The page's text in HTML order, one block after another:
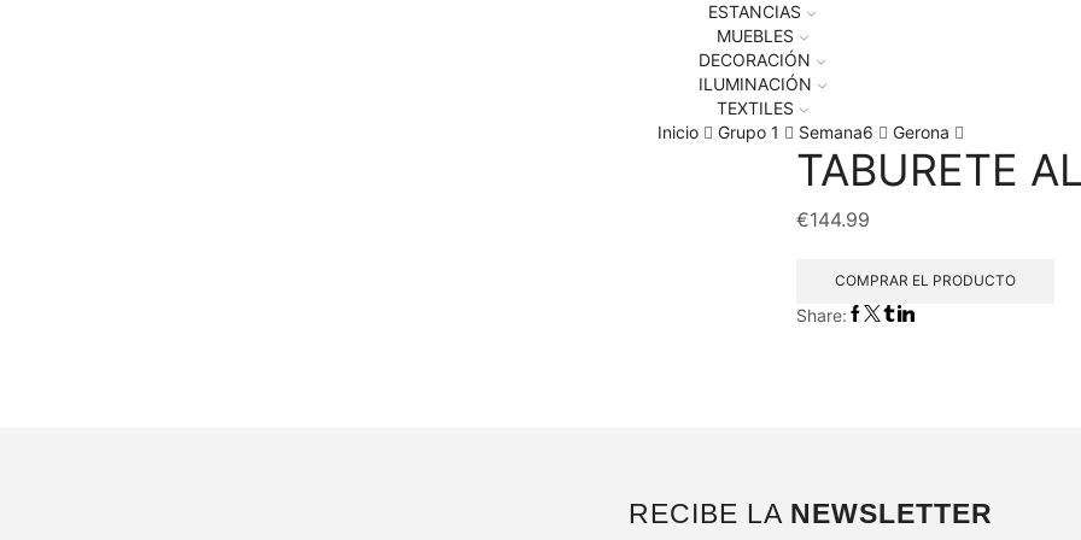
ESTANCIAS
MUEBLES
DECORACIÓN
ILUMINACIÓN
TEXTILES
Inicio
Grupo 1 Semana6 Gerona
TABURETE
€144.99
COMPRAR EL PRODUCTO
Share:
RECIBE LA NEWSLETTER